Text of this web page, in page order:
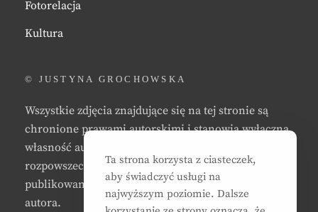
Fotorelacja
Kultura
© JUSTYNA GROCHOWSKA
Wszystkie zdjęcia znajdujące się na tej stronie są
chronione prawami autorskimi i stanowią wyłączną
własność autora strony. Zabrania się kopiowania,
rozpowszechniania, reprodukowania,
publikowania, i/lub modyfikowania zdjęć bez zgody
autora.
Ta strona korzysta z ciasteczek,
aby świadczyć usługi na
najwyższym poziomie. Dalsze